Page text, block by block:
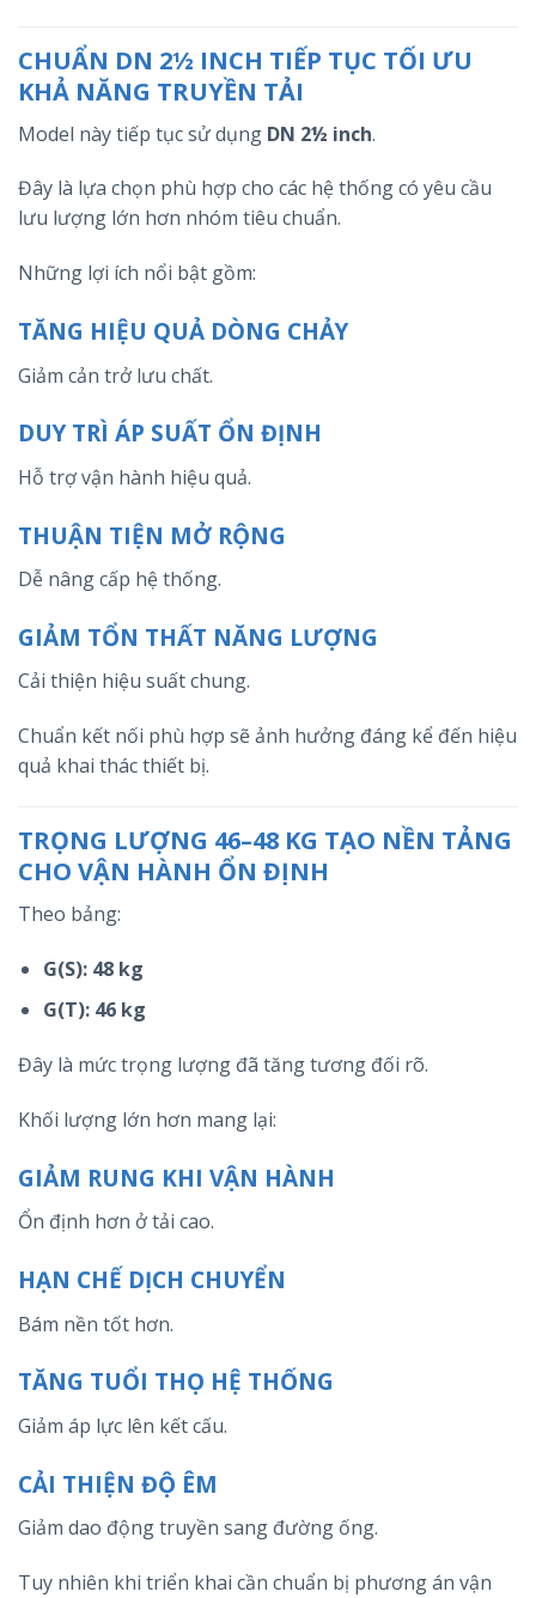
CHUẨN DN 2½ INCH TIẾP TỤC TỐI ƯU
KHẢ NĂNG TRUYỀN TẢI
Model này tiếp tục sử dụng DN 2½ inch.
Đây là lựa chọn phù hợp cho các hệ thống có yêu cầu
lưu lượng lớn hơn nhóm tiêu chuẩn.
Những lợi ích nổi bật gồm:
TĂNG HIỆU QUẢ DÒNG CHẢY
Giảm cản trở lưu chất.
DUY TRÌ ÁP SUẤT ỔN ĐỊNH
Hỗ trợ vận hành hiệu quả.
THUẬN TIỆN MỞ RỘNG
Dễ nâng cấp hệ thống.
GIẢM TỔN THẤT NĂNG LƯỢNG
Cải thiện hiệu suất chung.
Chuẩn kết nối phù hợp sẽ ảnh hưởng đáng kể đến hiệu
quả khai thác thiết bị.
TRỌNG LƯỢNG 46–48 KG TẠO NỀN TẢNG
CHO VẬN HÀNH ỔN ĐỊNH
Theo bảng:
G(S): 48 kg
G(T): 46 kg
Đây là mức trọng lượng đã tăng tương đối rõ.
Khối lượng lớn hơn mang lại:
GIẢM RUNG KHI VẬN HÀNH
Ổn định hơn ở tải cao.
HẠN CHẾ DỊCH CHUYỂN
Bám nền tốt hơn.
TĂNG TUỔI THỌ HỆ THỐNG
Giảm áp lực lên kết cấu.
CẢI THIỆN ĐỘ ÊM
Giảm dao động truyền sang đường ống.
Tuy nhiên khi triển khai cần chuẩn bị phương án vận